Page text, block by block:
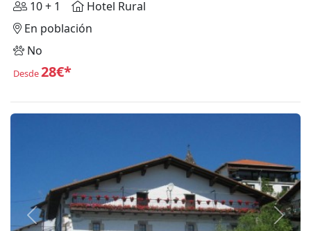
10 + 1
Hotel Rural
En población
No
Desde28€*
Anterior